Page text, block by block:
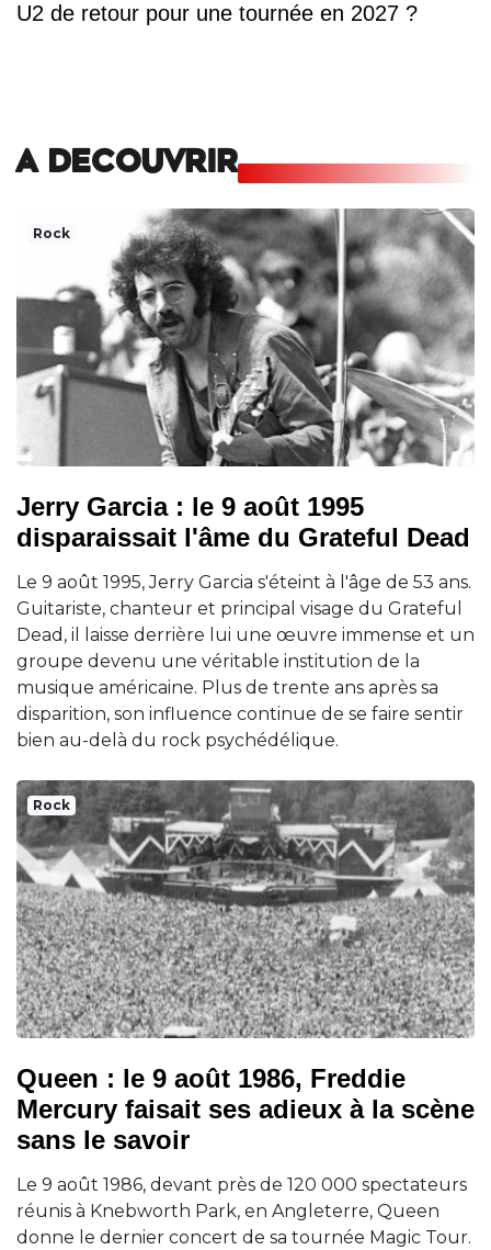
U2 de retour pour une tournée en 2027 ?
A DECOUVRIR
Rock
Jerry Garcia : le 9 août 1995
disparaissait l'âme du Grateful Dead
Le 9 août 1995, Jerry Garcia s'éteint à l'âge de 53 ans.
Guitariste, chanteur et principal visage du Grateful
Dead, il laisse derrière lui une œuvre immense et un
groupe devenu une véritable institution de la
musique américaine. Plus de trente ans après sa
disparition, son influence continue de se faire sentir
bien au-delà du rock psychédélique.
Rock
Queen : le 9 août 1986, Freddie
Mercury faisait ses adieux à la scène
sans le savoir
Le 9 août 1986, devant près de 120 000 spectateurs
réunis à Knebworth Park, en Angleterre, Queen
donne le dernier concert de sa tournée Magic Tour.